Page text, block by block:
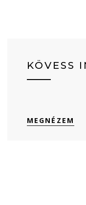
KÖVESS
MEGNÉZEM